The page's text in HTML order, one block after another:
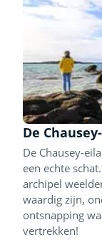
De
De Chausey-
een echte
archipel
waardig zijn,
ontsnapping
vertrekken!